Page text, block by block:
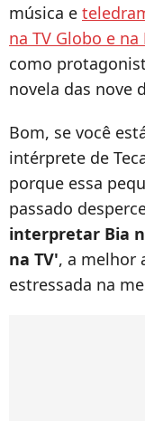
música e
na TV Globo e na
como
novela das nove
Bom, se você
intérprete de
porque essa
passado
interpretar Bia
na TV', a melhor
estressada na